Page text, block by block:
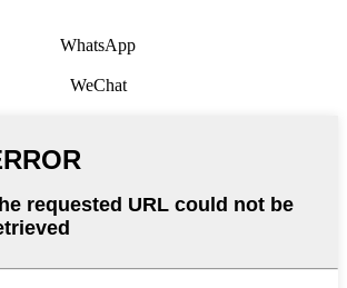
WhatsApp
WeChat